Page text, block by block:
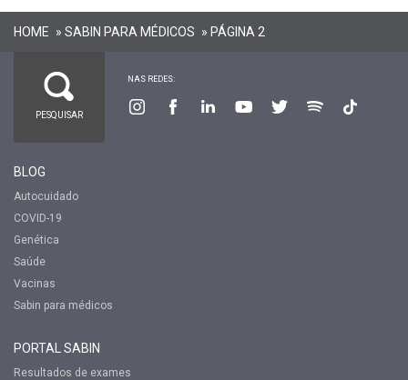
HOME » SABIN PARA MÉDICOS » PÁGINA 2
NAS REDES:
BLOG
Autocuidado
COVID-19
Genética
Saúde
Vacinas
Sabin para médicos
PORTAL SABIN
Resultados de exames